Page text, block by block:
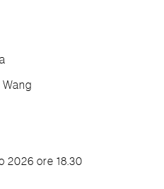
2026 ore 18.30